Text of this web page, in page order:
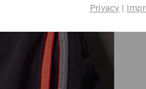
Privacy |